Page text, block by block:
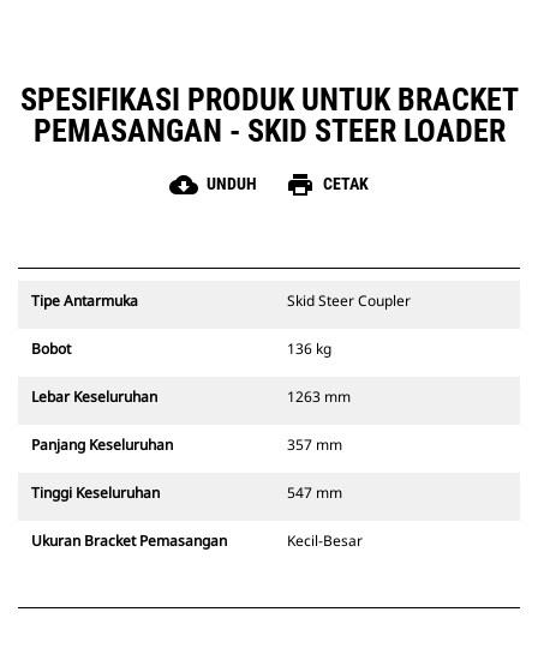
SPESIFIKASI PRODUK UNTUK BRACKET
PEMASANGAN - SKID STEER LOADER
cloud_download UNDUH print CETAK
Tipe Antarmuka Skid Steer Coupler
Bobot 136 kg
Lebar Keseluruhan 1263 mm
Panjang Keseluruhan 357 mm
Tinggi Keseluruhan 547 mm
Ukuran Bracket Pemasangan Kecil-Besar